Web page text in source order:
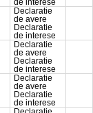
de interese
Declaratie
de avere
Declaratie
de interese
Declaratie
de avere
Declaratie
de interese
Declaratie
de avere
Declaratie
de interese